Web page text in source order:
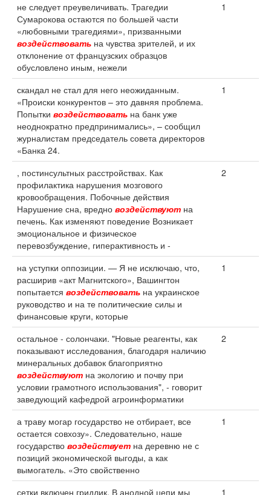
не следует преувеличивать. Трагедии
Сумарокова остаются по большей части
«любовными трагедиями», призванными
воздействовать на чувства зрителей, и их
отклонение от французских образцов
обусловлено иным, нежели
1
скандал не стал для него неожиданным.
«Происки конкурентов – это давняя проблема.
Попытки воздействовать на банк уже
неоднократно предпринимались», – сообщил
журналистам председатель совета директоров
«Банка 24.
1
, постинсультных расстройствах. Как
профилактика нарушения мозгового
кровообращения. Побочные действия
Нарушение сна, вредно воздействуют на
печень. Как изменяют поведение Возникает
эмоциональное и физическое
перевозбуждение, гиперактивность и -
2
на уступки оппозиции. — Я не исключаю, что,
расширив «акт Магнитского», Вашингтон
попытается воздействовать на украинское
руководство и на те политические силы и
финансовые круги, которые
1
остальное - солончаки. "Новые реагенты, как
показывают исследования, благодаря наличию
минеральных добавок благоприятно
воздействуют на экологию и почву при
условии грамотного использования", - говорит
заведующий кафедрой агроинформатики
2
а траву могар государство не отбирает, все
остается совхозу». Следовательно, наше
государство воздействует на деревню не с
позиций экономической выгоды, а как
вымогатель. «Это свойственно
1
сетки включен гридлик. В анодной цепи мы 1